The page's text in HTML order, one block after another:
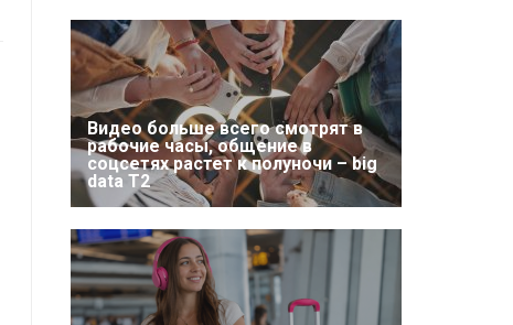
Видео больше всего смотрят в
рабочие часы, общение в
соцсетях растет к полуночи – big
data T2